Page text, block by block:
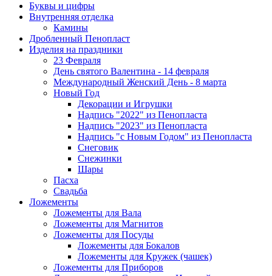
Буквы и цифры
Внутренняя отделка
Камины
Дробленный Пенопласт
Изделия на праздники
23 Февраля
День святого Валентина - 14 февраля
Международный Женский День - 8 марта
Новый Год
Декорации и Игрушки
Надпись "2022" из Пенопласта
Надпись "2023" из Пенопласта
Надпись "с Новым Годом" из Пенопласта
Снеговик
Снежинки
Шары
Пасха
Свадьба
Ложементы
Ложементы для Вала
Ложементы для Магнитов
Ложементы для Посуды
Ложементы для Бокалов
Ложементы для Кружек (чашек)
Ложементы для Приборов